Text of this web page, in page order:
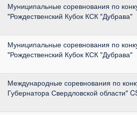
Муниципальные соревнования по
"Рождественский Кубок КСК "Дубрава"
Муниципальные соревнования по
"Рождественский Кубок КСК "Дубрава"
Международные соревнования по
Губернатора Свердловской области"